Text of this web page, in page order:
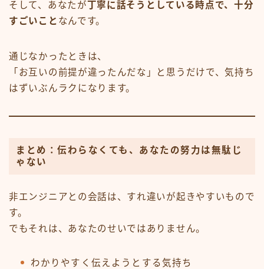
そして、あなたが丁寧に話そうとしている時点で、十分
すごいこと なんです。
通じなかったときは、
「お互いの前提が違ったんだな」と思うだけで、気持ち
はずいぶんラクになります。
まとめ：伝わらなくても、あなたの努力は無駄じ
ゃない
非エンジニアとの会話は、すれ違いが起きやすいもので
す。
でもそれは、あなたのせいではありません。
わかりやすく伝えようとする気持ち